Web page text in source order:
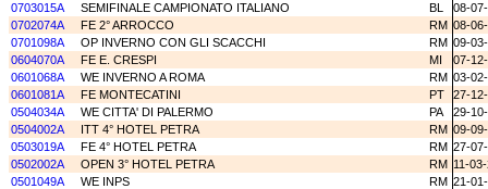
0703015A
SEMIFINALE CAMPIONATO ITALIANO BL
08-
0702074A
FE 2° ARROCCO RM 08-
0701098A
OP INVERNO CON GLI SCACCHI RM 09-
0604070A
FE E. CRESPI MI
07-
0601068A
WE INVERNO A ROMA RM 03-
0601081A
FE MONTECATINI PT
27-
0504034A
WE CITTA' DI PALERMO PA
29-
0504002A
ITT 4° HOTEL PETRA RM 09-
0503019A
FE 4° HOTEL PETRA RM 27-
0502002A
OPEN 3° HOTEL PETRA RM 11-
0501049A
WE INPS RM 21-